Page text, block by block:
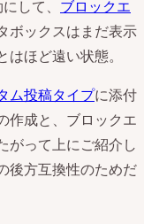
して、 ブロックエ
ボックスはまだ表示
ほど遠い状態。
ム投稿タイプに添付
作成と、ブロックエ
がって上にご紹介し
後方互換性のためだ